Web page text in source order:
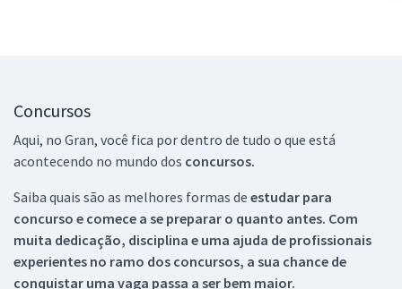
Concursos
Aqui, no Gran, você fica por dentro de tudo o que está
acontecendo no mundo dos concursos.
Saiba quais são as melhores formas de estudar para
concurso e comece a se preparar o quanto antes. Com
muita dedicação, disciplina e uma ajuda de profissionais
experientes no ramo dos concursos, a sua chance de
conquistar uma vaga passa a ser bem maior.